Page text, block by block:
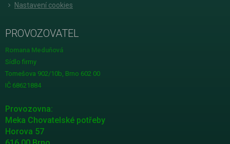
Nastavení cookies
PROVOZOVATEL
Romana Meduňová
Sídlo firmy
Tomešova 902/10b, Brno 602 00
IČ 68621884
Provozovna:
Meka Chovatelské potřeby
Horova 57